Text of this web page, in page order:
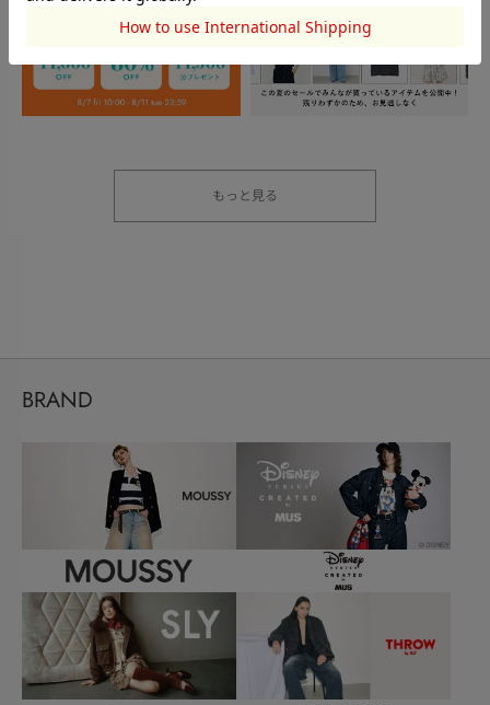
もっと見る
BRAND